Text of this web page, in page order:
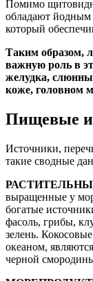
Помимо
обладают йодным
который
Таким образом,
важную роль в
желудка,
коже, головном
Пищевые
Источники,
такие сводные
выращенные у
богатые
фасоль, грибы,
зелень.
океаном,
черной